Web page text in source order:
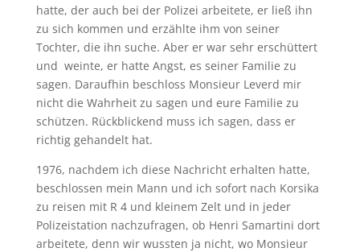
hatte, der auch bei der Polizei arbeitete, er ließ ihn
zu sich kommen und erzählte ihm von seiner
Tochter, die ihn suche. Aber er war sehr erschüttert
und weinte, er hatte Angst, es seiner Familie zu
sagen. Daraufhin beschloss Monsieur Leverd mir
nicht die Wahrheit zu sagen und eure Familie zu
schützen. Rückblickend muss ich sagen, dass er
richtig gehandelt hat.
1976, nachdem ich diese Nachricht erhalten hatte,
beschlossen mein Mann und ich sofort nach Korsika
zu reisen mit R 4 und kleinem Zelt und in jeder
Polizeistation nachzufragen, ob Henri Samartini dort
arbeitete, denn wir wussten ja nicht, wo Monsieur